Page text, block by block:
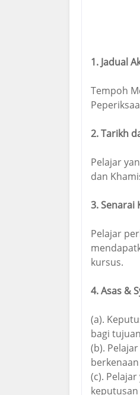
1. Jadual
Tempoh
2. Tarikh
Pelajar
dan
3. Senarai
Pelajar
kursus.
4. Asas &
(a).
bagi
(b).
(c).
keputusan